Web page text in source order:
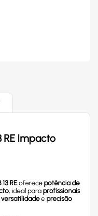
RE Impacto
REoferecepotência de
, ideal paraprofissionais
versatilidadeeprecisão